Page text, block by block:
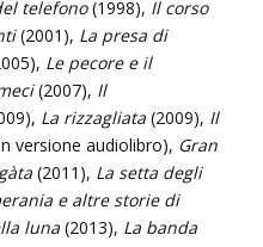
telefono(1998), Il corso
(2001), La presa di
Le pecore e il
(2007), Il
La rizzagliata (2009), Il
versione audiolibro), Gran
(2011), La setta degli
e altre storie di
luna (2013), La banda